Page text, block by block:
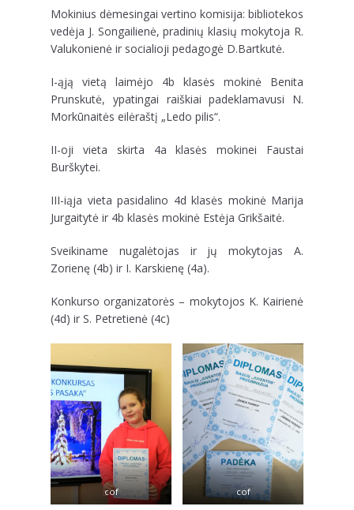
Mokinius dėmesingai vertino komisija: bibliotekos
vedėja J. Songailienė, pradinių klasių mokytoja R.
Valukonienė ir socialioji pedagogė D.Bartkutė.
I-ąją vietą laimėjo 4b klasės mokinė Benita
Prunskutė, ypatingai raiškiai padeklamavusi N.
Morkūnaitės eilėraštį „Ledo pilis“.
II-oji vieta skirta 4a klasės mokinei Faustai
Burškytei.
III-iąja vieta pasidalino 4d klasės mokinė Marija
Jurgaitytė ir 4b klasės mokinė Estėja Grikšaitė.
Sveikiname nugalėtojas ir jų mokytojas A.
Zorienę (4b) ir I. Karskienę (4a).
Konkurso organizatorės – mokytojos K. Kairienė
(4d) ir S. Petretienė (4c)
cof cof